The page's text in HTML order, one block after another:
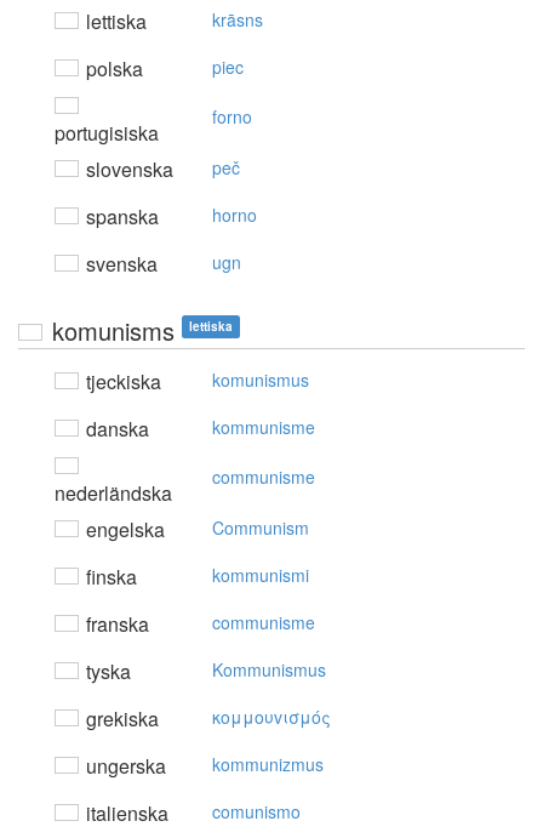
lettiska krāsns
polska piec
portugisiska
forno
slovenska peč
spanska horno
svenska ugn
komunisms lettiska
tjeckiska komunismus
danska kommunisme
nederländska
communisme
engelska Communism
finska kommunismi
franska communisme
tyska Kommunismus
grekiska κoμμoυvισμός
ungerska kommunizmus
italienska comunismo